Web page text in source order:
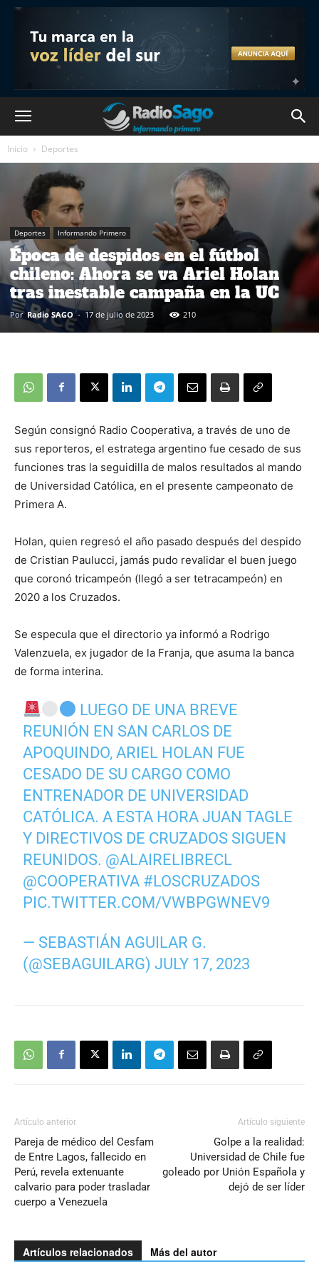
Inicio Deportes
Deportes Informando Primero
Época de despidos en el fútbol
chileno: Ahora se va Ariel Holan
tras inestable campaña en la UC
Por Radio SAGO - 17 de julio de 2023 210
Según consignó Radio Cooperativa, a través de uno de
sus reporteros, el estratega argentino fue cesado de sus
funciones tras la seguidilla de malos resultados al mando
de Universidad Católica, en el presente campeonato de
Primera A.
Holan, quien regresó el año pasado después del despido
de Cristian Paulucci, jamás pudo revalidar el buen juego
que coronó tricampeón (llegó a ser tetracampeón) en
2020 a los Cruzados.
Se especula que el directorio ya informó a Rodrigo
Valenzuela, ex jugador de la Franja, que asuma la banca
de forma interina.
LUEGO DE UNA BREVE
REUNIÓN EN SAN CARLOS DE
APOQUINDO, ARIEL HOLAN FUE
CESADO DE SU CARGO COMO
ENTRENADOR DE UNIVERSIDAD
CATÓLICA. A ESTA HORA JUAN TAGLE
Y DIRECTIVOS DE CRUZADOS SIGUEN
REUNIDOS. @ALAIRELIBRECL
@COOPERATIVA #LOSCRUZADOS
PIC.TWITTER.COM/VWBPGWNEV9
— SEBASTIÁN AGUILAR G.
(@SEBAGUILARG)JULY 17, 2023
Artículo anterior
Pareja de médico del Cesfam
de Entre Lagos, fallecido en
Perú, revela extenuante
calvario para poder trasladar
cuerpo a Venezuela
Artículo siguiente
Golpe a la realidad:
Universidad de Chile fue
goleado por Unión Española y
dejó de ser líder
Artículos relacionados Más del autor